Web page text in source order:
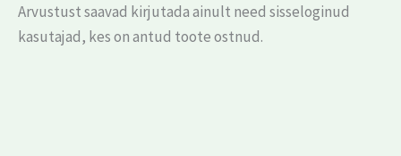
Arvustust saavad kirjutada ainult need sisseloginud
kasutajad, kes on antud toote ostnud.